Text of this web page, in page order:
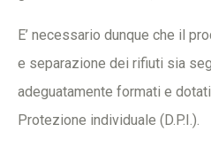
E’ necessario dunque che il
e separazione dei rifiuti sia
adeguatamente formati e
Protezione individuale (D.P.I.).